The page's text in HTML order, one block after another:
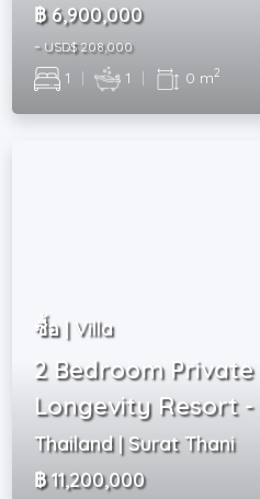
฿ 6,900,000
~ USD$ 208,000
1 | 1 | 0 m2
ซื้อ | Villa
2 Bedroom
Longevity Resort -
Thailand | Surat Thani
฿ 11,200,000